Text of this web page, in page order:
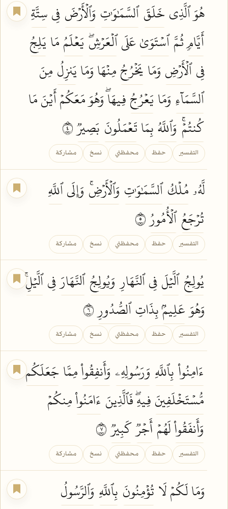
هُوَ ٱلَّذِيخَلَقَٱلسَّمَٰوَٰتِ وَٱلۡأَرۡضَ فِيسِتَّةِ
أَيَّامٖثُمَّٱسۡتَوَىٰعَلَىٱلۡعَرۡشِۖ يَعۡلَمُمَا يَلِجُ
فِيٱلۡأَرۡضِ وَمَا يَخۡرُجُمِنۡهَا وَمَايَنزِلُ مِنَ
ٱلسَّمَآءِ وَمَا يَعۡرُجُفِيهَاۖ وَهُوَ مَعَكُمۡ أَيۡنَ مَا
كُنتُمۡۚ وَٱللَّهُبِمَاتَعۡمَلُونَ بَصِيرٞ٤
التفسير حفظ محفظتي نسخ مشاركة
لَّهُۥمُلۡكُٱلسَّمَٰوَٰتِ وَٱلۡأَرۡضِۚ وَإِلَىٱللَّهِ
تُرۡجَعُٱلۡأُمُورُ٥
التفسير حفظ محفظتي نسخ مشاركة
يُولِجُٱلَّيۡلَفِيٱلنَّهَارِ وَيُولِجُٱلنَّهَارَفِيٱلَّيۡلِۚ
وَهُوَعَلِيمُۢبِذَاتِٱلصُّدُورِ
التفسير حفظ محفظتي نسخ مشاركة
ءَامِنُواْ بِٱللَّهِ وَرَسُولِهِۦ وَأَنفِقُواْمِمَّاجَعَلَكُم
مُّسۡتَخۡلَفِينَفِيهِۖ فَٱلَّذِينَ ءَامَنُواْمِنكُمۡ
وَأَنفَقُواْلَهُمۡأَجۡرٞكَبِيرٞ٧
التفسير حفظ محفظتي نسخ مشاركة
وَمَا لَكُمۡ لَا تُؤۡمِنُونَ بِٱللَّهِ وَٱلرَّسُولُ